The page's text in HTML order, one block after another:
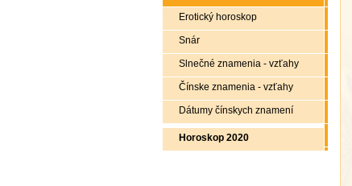
Erotický horoskop
Snár
Slnečné znamenia - vzťahy
Čínske znamenia - vzťahy
Dátumy čínskych znamení
Horoskop 2020